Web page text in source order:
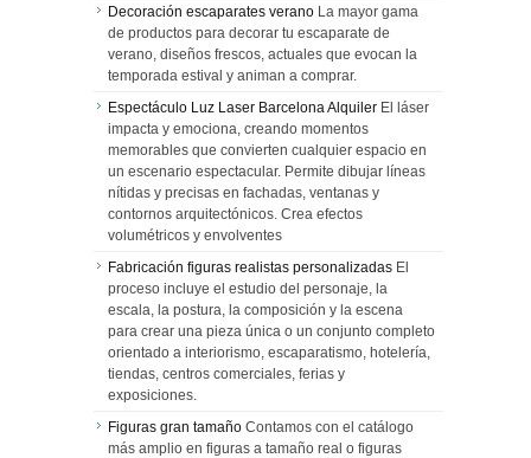
Decoración escaparates verano La mayor gama
de productos para decorar tu escaparate de
verano, diseños frescos, actuales que evocan la
temporada estival y animan a comprar.
Espectáculo Luz Laser Barcelona Alquiler El láser
impacta y emociona, creando momentos
memorables que convierten cualquier espacio en
un escenario espectacular. Permite dibujar líneas
nítidas y precisas en fachadas, ventanas y
contornos arquitectónicos. Crea efectos
volumétricos y envolventes
Fabricación figuras realistas personalizadas El
proceso incluye el estudio del personaje, la
escala, la postura, la composición y la escena
para crear una pieza única o un conjunto completo
orientado a interiorismo, escaparatismo, hotelería,
tiendas, centros comerciales, ferias y
exposiciones.
Figuras gran tamaño Contamos con el catálogo
más amplio en figuras a tamaño real o figuras